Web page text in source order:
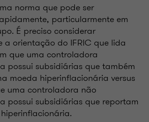
norma que pode ser
particularmente em
É preciso considerar
a orientação do IFRIC que lida
que uma controladora
possui subsidiárias que também
moeda hiperinflacionária versus
uma controladora não
possui subsidiárias que reportam